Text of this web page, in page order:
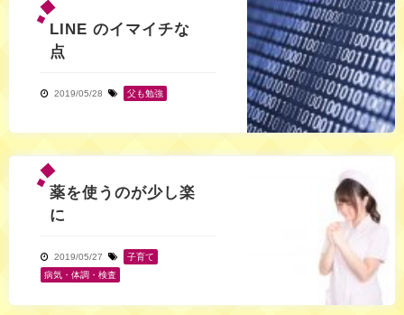
LINE のイマイチな
点
2019/05/28 父も勉強
薬を使うのが少し楽
に
2019/05/27 子育て
病気・体調・検査